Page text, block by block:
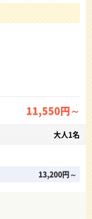
11,550円～
大人1名
13,200円～